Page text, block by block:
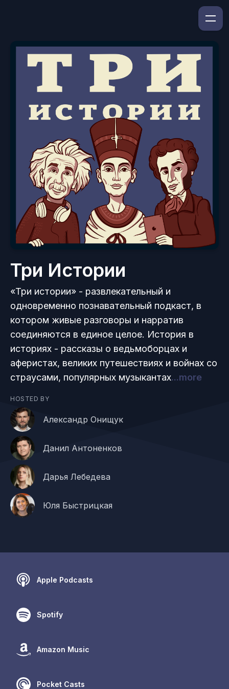
Три Истории
«Три истории» - развлекательный и
одновременно познавательный подкаст, в
котором живые разговоры и нарратив
соединяются в единое целое. История в
историях - рассказы о ведьмоборцах и
аферистах, великих путешествиях и войнах со
страусами, популярных музыкантах...more
HOSTED BY
Александр Онищук
Данил Антоненков
Дарья Лебедева
Юля Быстрицкая
Apple Podcasts
Spotify
Amazon Music
Pocket Casts